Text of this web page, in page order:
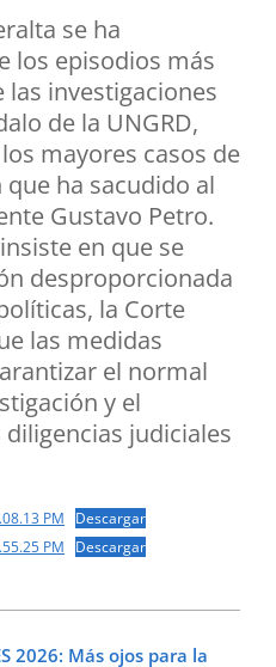
se ha
los episodios más
investigaciones
de la UNGRD,
mayores casos de
ha sacudido al
Gustavo Petro.
en que se
desproporcionada
la Corte
las medidas
el normal
y el
judiciales
PM
Descargar
PM
Descargar
2026: Más ojos para la